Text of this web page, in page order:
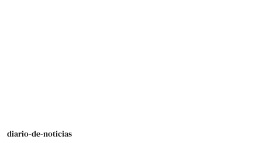
diario-de-noticias